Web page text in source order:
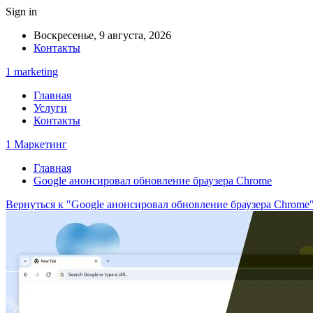
Sign in
Воскресенье, 9 августа, 2026
Контакты
1 marketing
Главная
Услуги
Контакты
1 Маркетинг
Главная
Google анонсировал обновление браузера Chrome
Вернуться к "Google анонсировал обновление браузера